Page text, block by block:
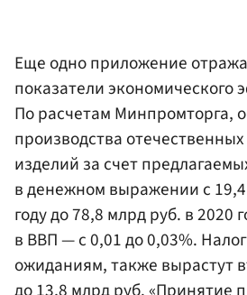
Еще одно приложение
показатели экономического
По расчетам Минпромторга,
производства
изделий за счет
в денежном выражении с
году до 78,8 млрд руб. в 2020
в ВВП — с 0,01 до 0,03%.
ожиданиям, также вырастут